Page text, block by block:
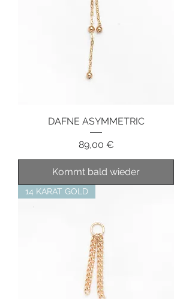
DAFNE ASYMMETRIC
Preis
89,00 €
Kommt bald wieder
14 KARAT GOLD